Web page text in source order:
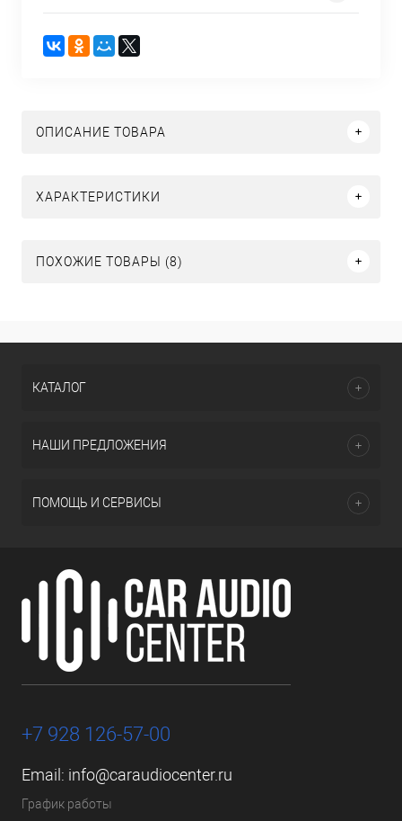
ОПИСАНИЕ ТОВАРА
ХАРАКТЕРИСТИКИ
ПОХОЖИЕ ТОВАРЫ (8)
КАТАЛОГ
НАШИ ПРЕДЛОЖЕНИЯ
ПОМОЩЬ И СЕРВИСЫ
+7 928 126-57-00
Email: info@caraudiocenter.ru
График работы